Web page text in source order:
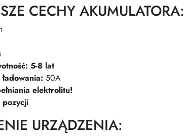
CECHY AKUMULATORA:
5-8 lat
50A
elektrolitu!
pozycji
URZĄDZENIA: